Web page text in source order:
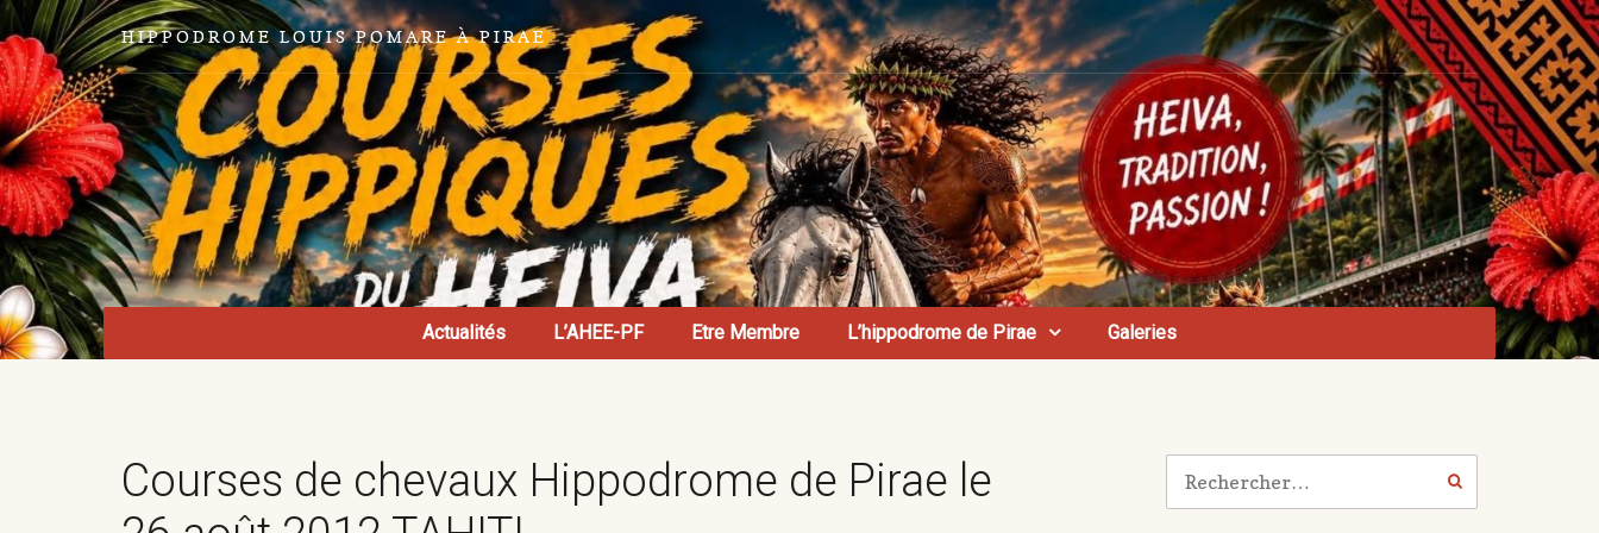
HIPPODROME LOUIS POMARE À PIRAE
Actualités L’AHEE-PF Etre Membre L’hippodrome de Pirae Galeries
Courses de chevaux Hippodrome de Pirae le